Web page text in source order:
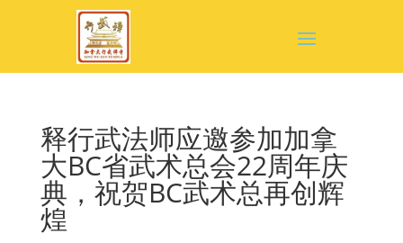
释行武法师应邀参加加拿
大BC省武术总会22周年庆
典，祝贺BC武术总再创辉
煌